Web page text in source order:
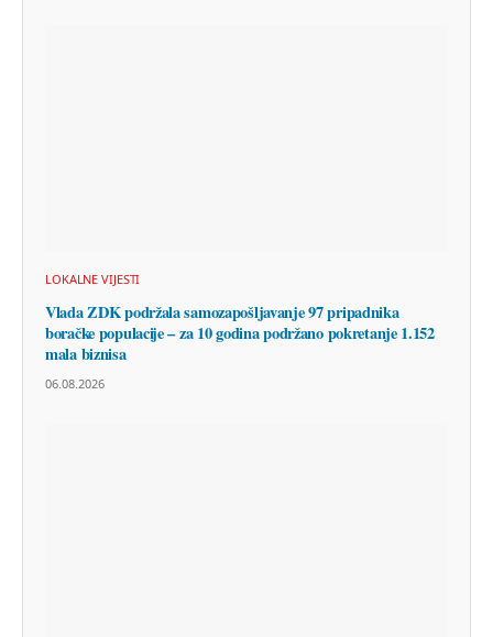
LOKALNE VIJESTI
Vlada ZDK podržala samozapošljavanje 97 pripadnika
boračke populacije – za 10 godina podržano pokretanje 1.152
mala biznisa
06.08.2026